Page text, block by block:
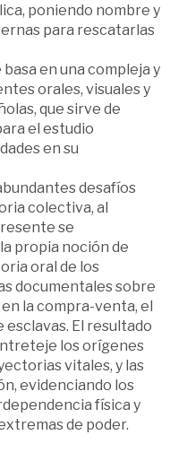
poniendo nombre y
para rescatarlas
en una compleja y
orales, visuales y
que sirve de
el estudio
en su
desafíos
colectiva, al
se
propia noción de
oral de los
documentales sobre
la compra-venta, el
esclavas. El resultado
los orígenes
vitales, y las
evidenciando los
física y
de poder.